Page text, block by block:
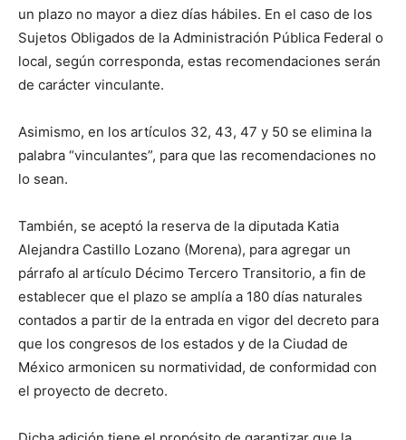
un plazo no mayor a diez días hábiles. En el caso de los
Sujetos Obligados de la Administración Pública Federal o
local, según corresponda, estas recomendaciones serán
de carácter vinculante.
Asimismo, en los artículos 32, 43, 47 y 50 se elimina la
palabra “vinculantes”, para que las recomendaciones no
lo sean.
También, se aceptó la reserva de la diputada Katia
Alejandra Castillo Lozano (Morena), para agregar un
párrafo al artículo Décimo Tercero Transitorio, a fin de
establecer que el plazo se amplía a 180 días naturales
contados a partir de la entrada en vigor del decreto para
que los congresos de los estados y de la Ciudad de
México armonicen su normatividad, de conformidad con
el proyecto de decreto.